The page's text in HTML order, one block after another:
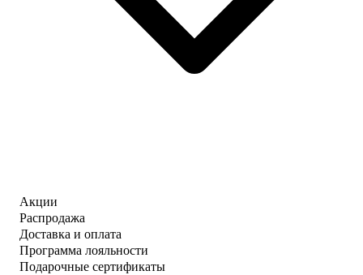
Акции
Распродажа
Доставка и оплата
Программа лояльности
Подарочные сертификаты